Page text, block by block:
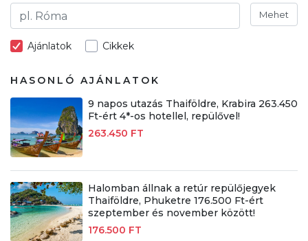
Mehet
Ajánlatok Cikkek
HASONLÓ AJÁNLATOK
9 napos utazás Thaiföldre, Krabira 263.450
Ft-ért 4*-os hotellel, repülővel!
263.450 FT
Halomban állnak a retúr repülőjegyek
Thaiföldre, Phuketre 176.500 Ft-ért
szeptember és november között!
176.500 FT